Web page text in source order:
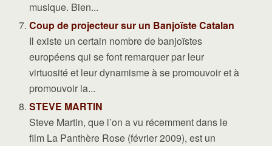
musique. Bien...
Coup de projecteur sur un Banjoïste Catalan
Il existe un certain nombre de banjoïstes
européens qui se font remarquer par leur
virtuosité et leur dynamisme à se promouvoir et à
promouvoir la...
STEVE MARTIN
Steve Martin, que l’on a vu récemment dans le
film La Panthère Rose (février 2009), est un